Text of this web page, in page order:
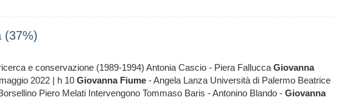
(37%)
e conservazione (1989-1994) Antonia Cascio - Piera Fallucca Giovanna
2022 | h 10 Giovanna Fiume - Angela Lanza Università di Palermo Beatrice
Piero Melati Intervengono Tommaso Baris - Antonino Blando - Giovanna